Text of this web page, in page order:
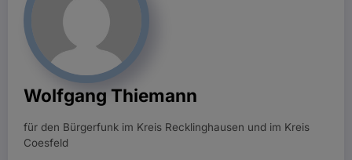
Wolfgang Thiemann
für den Bürgerfunk im Kreis Recklinghausen und im Kreis
Coesfeld